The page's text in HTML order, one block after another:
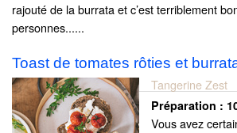
rajouté de la burrata et c’est terriblement
personnes......
Toast de tomates rôties et
Tangerine Zest
Préparation :
Vous avez